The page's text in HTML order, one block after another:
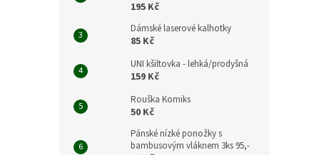
195 Kč
Dámské laserové kalhotky
85 Kč
UNI kšiltovka - lehká/prodyšná
159 Kč
Rouška Komiks
50 Kč
Pánské nízké ponožky s
bambusovým vláknem 3ks 95,-